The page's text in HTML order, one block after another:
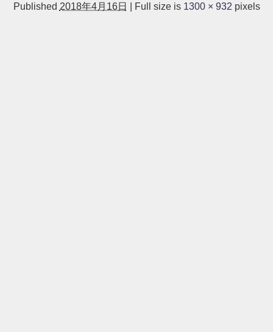
Published 2018年4月16日 Full size is 1300 × 932 pixels